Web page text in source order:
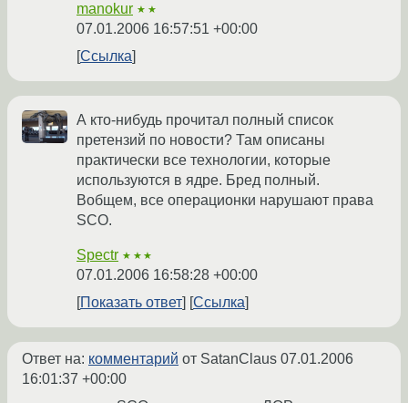
manokur ★★
07.01.2006 16:57:51 +00:00
Ссылка
А кто-нибудь прочитал полный список
претензий по новости? Там описаны
практически все технологии, которые
используются в ядре. Бред полный.
Вобщем, все операционки нарушают права
SCO.
Spectr ★★★
07.01.2006 16:58:28 +00:00
Показать ответ
Ссылка
Ответ на: комментарий от SatanClaus 07.01.2006
16:01:37 +00:00